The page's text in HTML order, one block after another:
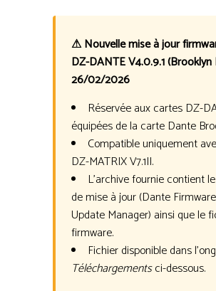
⚠ Nouvelle mise à jour
DZ-DANTE V4.0.9.1
26/02/2026
Réservée aux cartes DZ-
équipées de la carte Dante
Compatible uniquement
DZ-MATRIX V7.1II.
L’archive fournie contient
de mise à jour (Dante Firmware
Update Manager) ainsi que le
firmware.
Fichier disponible dans
Téléchargementsci-dessous.